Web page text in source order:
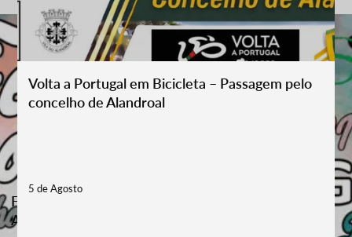
Festas em Honra de Nossa Senhora dos Remédios –
Aldeia dos Marmelos
Volta a Portugal em Bicicleta – Passagem pelo
concelho de Alandroal
5 de Agosto